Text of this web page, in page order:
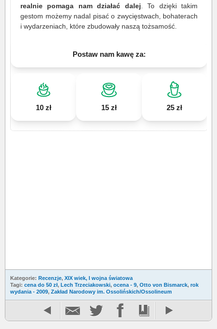
realnie pomaga nam działać dalej . To dzięki takim
gestom możemy nadal pisać o zwycięstwach, bohaterach
i wydarzeniach, które zbudowały naszą tożsamość.
Postaw nam kawę za:
10 zł 15 zł 25 zł
Kategorie: Recenzje, XIX wiek, I wojna światowa
Tagi: cena do 50 zł, Lech Trzeciakowski, ocena - 9, Otto von Bismarck, rok
wydania - 2009, Zakład Narodowy im. Ossolińskich/Ossolineum